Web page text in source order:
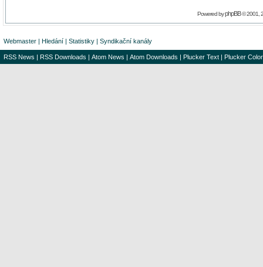
Powered byphpBB© 2001,
Webmaster | Hledání | Statistiky | Syndikační kanály
RSS News | RSS Downloads | Atom News | Atom Downloads | Plucker Text | Plucker Color